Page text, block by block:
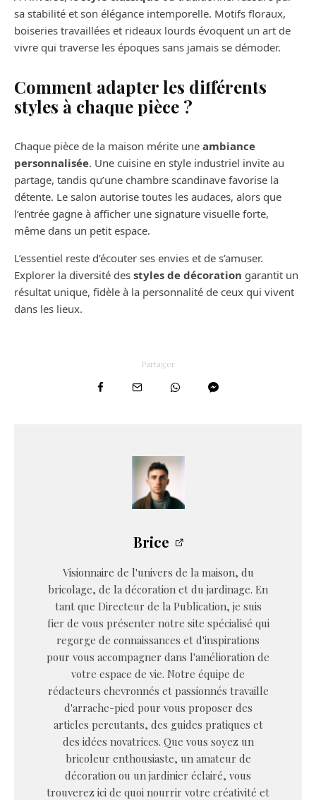
sa stabilité et son élégance intemporelle. Motifs floraux,
boiseries travaillées et rideaux lourds évoquent un art de
vivre qui traverse les époques sans jamais se démoder.
Comment adapter les différents
styles à chaque pièce ?
Chaque pièce de la maison mérite une ambiance
personnalisée. Une cuisine en style industriel invite au
partage, tandis qu’une chambre scandinave favorise la
détente. Le salon autorise toutes les audaces, alors que
l’entrée gagne à afficher une signature visuelle forte,
même dans un petit espace.
L’essentiel reste d’écouter ses envies et de s’amuser.
Explorer la diversité des styles de décoration garantit un
résultat unique, fidèle à la personnalité de ceux qui vivent
dans les lieux.
Partager
Brice
Visionnaire de l'univers de la maison, du
bricolage, de la décoration et du jardinage. En
tant que Directeur de la Publication, je suis
fier de vous présenter notre site spécialisé qui
regorge de connaissances et d'inspirations
pour vous accompagner dans l'amélioration de
votre espace de vie. Notre équipe de
rédacteurs chevronnés et passionnés travaille
d'arrache-pied pour vous proposer des
articles percutants, des guides pratiques et
des idées novatrices. Que vous soyez un
bricoleur enthousiaste, un amateur de
décoration ou un jardinier éclairé, vous
trouverez ici de quoi nourrir votre créativité et